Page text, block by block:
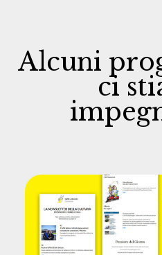
Alcuni
ci